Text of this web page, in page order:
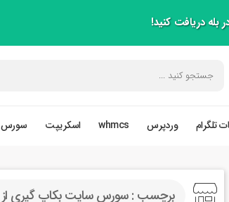
بله دریافت کنید!
تلگرام وردپرس whmcs اسکریپت سورس
برچسب : سورس سایت بکاپ گیری از Sql